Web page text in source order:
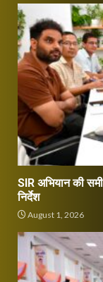
SIR अभियान की
निर्देश
August 1, 2026